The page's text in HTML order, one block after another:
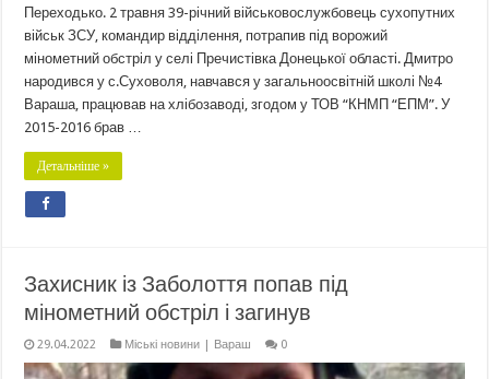
Переходько. 2 травня 39-річний військовослужбовець сухопутних
військ ЗСУ, командир відділення, потрапив під ворожий
мінометний обстріл у селі Пречистівка Донецької області. Дмитро
народився у с.Суховоля, навчався у загальноосвітній школі №4
Вараша, працював на хлібозаводі, згодом у ТОВ “КНМП “ЕПМ”. У
2015-2016 брав …
Детальніше »
Захисник із Заболоття попав під
мінометний обстріл і загинув
29.04.2022 Міські новини | Вараш 0